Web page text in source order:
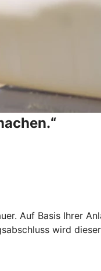
Auf Basis Ihrer
wird